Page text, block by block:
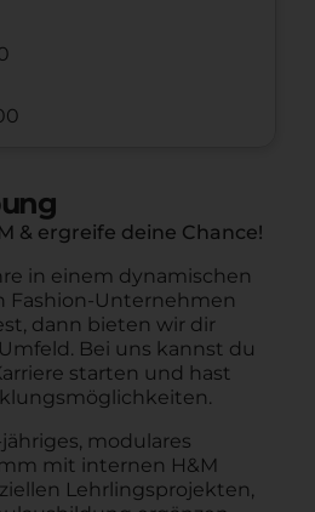
& ergreife deine Chance!
in einem dynamischen
Fashion-Unternehmen
dann bieten wir dir
Bei uns kannst du
starten und hast
modulares
mit internen H&M
Lehrlingsprojekten,